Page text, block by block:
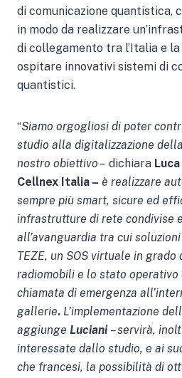
di comunicazione quantistica,
in modo da realizzare
di collegamento tra l’Italia e
ospitare innovativi sistemi di
quantistici.
“Siamo orgogliosi di poter
studio alla digitalizzazione
nostro obiettivo – dichiara
Cellnex Italia – è realizzare
sempre più smart, sicure ed
infrastrutture di rete condivise
all’avanguardia tra cui
TEZE, un SOS virtuale in
radiomobili e lo stato operativo
chiamata di emergenza
gallerie. L’implementazione
aggiunge Luciani– servirà,
interessate dallo studio, e ai
che francesi, la possibilità di